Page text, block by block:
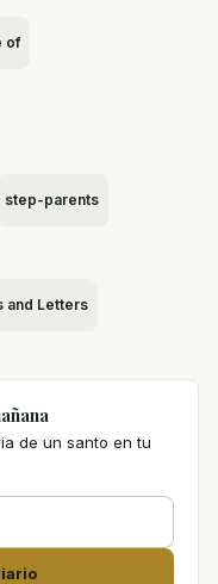
of
step-parents
and Letters
de un santo en tu